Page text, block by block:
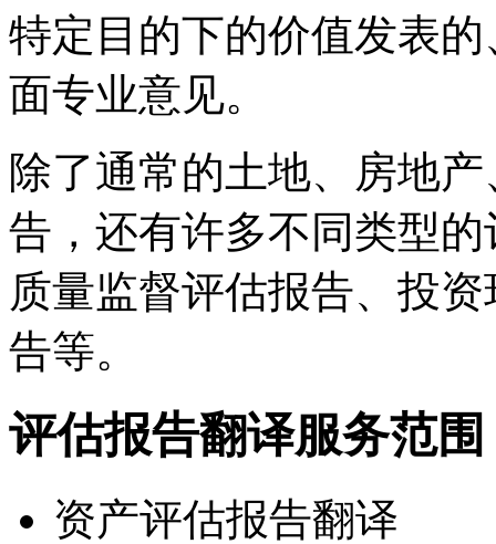
特定目的下的价值发表
面专业意见。
除了通常的土地、房地
告，还有许多不同类型
质量监督评估报告、投
告等。
评估报告翻译服务范围
资产评估报告翻译